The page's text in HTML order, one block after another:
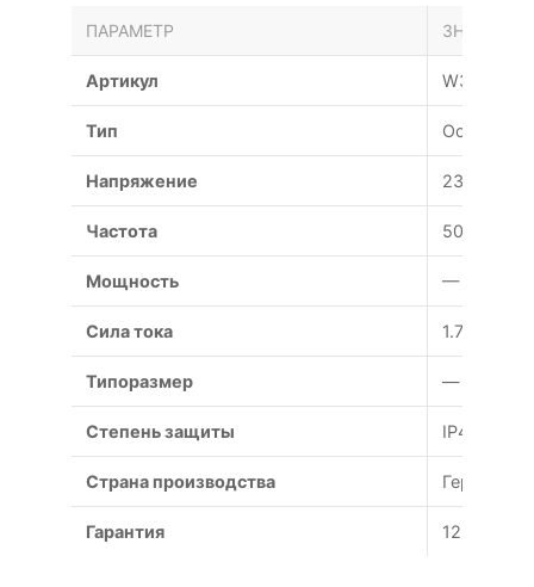
ПАРАМЕТР ЗНАЧЕНИЕ
Артикул W3G910-
Тип Осевой
Напряжение 230/380 В
Частота 50 Гц
Мощность — Вт
Сила тока 1.7 А
Типоразмер — мм
Степень защиты IP44
Страна производства Германия
Гарантия 12